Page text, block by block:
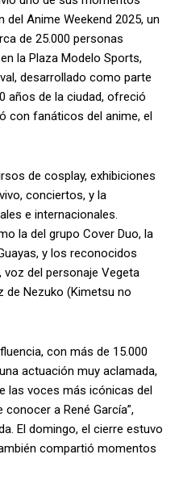
Anime Weekend 2025, un
de 25.000 personas
la Plaza Modelo Sports,
desarrollado como parte
años de la ciudad, ofreció
con fanáticos del anime, el
de cosplay, exhibiciones
conciertos, y la
e internacionales.
la del grupo Cover Duo, la
y los reconocidos
voz del personaje Vegeta
de Nezuko (Kimetsu no
con más de 15.000
actuación muy aclamada,
las voces más icónicas del
a René García”,
El domingo, el cierre estuvo
compartió momentos